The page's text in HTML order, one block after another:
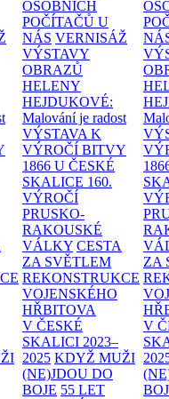
OSOBNÍCH
POČÍTAČŮ U
NÁS VERNISÁŽ
VÝSTAVY
OBRAZŮ
HELENY
HEJDUKOVÉ:
Malování je radost
VÝSTAVA K
VÝROČÍ BITVY
1866 U ČESKÉ
SKALICE 160.
VÝROČÍ
PRUSKO-
RAKOUSKÉ
VÁLKY CESTA
ZA SVĚTLEM
REKONSTRUKCE
VOJENSKÉHO
HŘBITOVA
V ČESKÉ
SKALICI 2023–
2025 KDYŽ MUŽI
(NE)JDOU DO
BOJE 55 LET
ZA
V